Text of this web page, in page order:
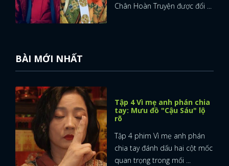
Chân Hoàn Truyện được đổi ...
BÀI MỚI NHẤT
Tập 4 Vì mẹ anh phán chia
tay: Mưu đồ "Cậu Sáu" lộ
rõ
Tập 4 phim Vì mẹ anh phán
chia tay đánh dấu hai cột mốc
quan trọng trong mối ...